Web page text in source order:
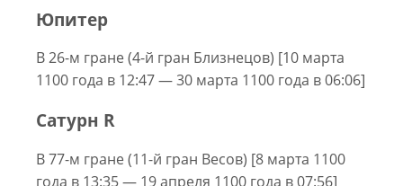
Юпитер
В 26-м гране (4-й гран Близнецов) [10 марта
1100 года в 12:47 — 30 марта 1100 года в 06:06]
Сатурн R
В 77-м гране (11-й гран Весов) [8 марта 1100
года в 13:35 — 19 апреля 1100 года в 07:56]